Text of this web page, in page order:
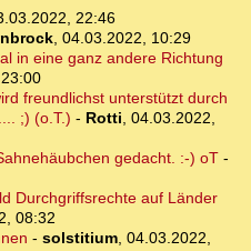
22:46
, 04.03.2022, 10:29
in eine ganz andere Richtung
freundlichst unterstützt durch
;) (o.T.) - Rotti, 04.03.2022,
gedacht. :-) oT-
Durchgriffsrechte auf Länder
08:32
- solstitium, 04.03.2022,